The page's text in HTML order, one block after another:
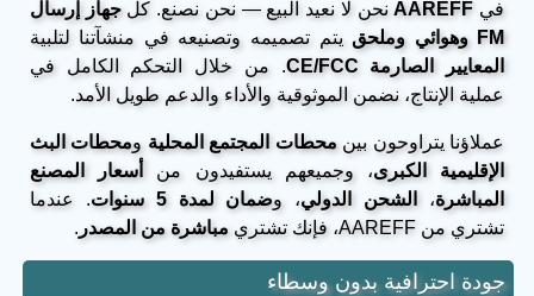
في AAREFFنحن لا نعيد البيع — نحن نصنع. كلجهاز إرسال
FM وهوائي وملحق
يتم تصميمه وتصنيعه في منشآتنا لتلبية
المعايير الصارمة CE/FCC
. من خلال التحكم الكامل في
عملية الإنتاج، نضمن الموثوقية والأداء والدعم طويل الأمد.
عملاؤنا يتراوحون بينمحطات المجتمع المحلية ومحطات البث
الإقليمية الكبرى، وجميعهم يستفيدون من
أسعار المصنع
المباشرة، الشحن الدولي، وضمان لمدة 5 سنوات
. عندما
تشتري من AAREFF، فإنك تشتري
مباشرة من المصدر .
جودة احترافية بدون وسطاء